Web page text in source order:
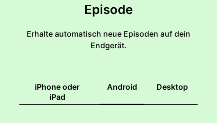
Episode
Erhalte automatisch neue Episoden auf dein
Endgerät.
iPhone oder
iPad
Android Desktop